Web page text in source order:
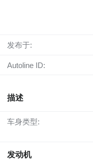
发布于:
Autoline ID:
描述
车身类型:
发动机